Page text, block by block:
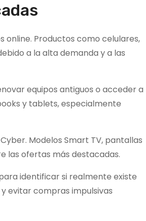
online. Productos como celulares,
a la alta demanda y a las
equipos antiguos o acceder a
y tablets, especialmente
Modelos Smart TV, pantallas
las ofertas más destacadas.
identificar si realmente existe
evitar compras impulsivas